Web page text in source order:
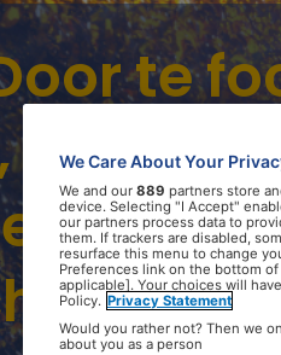
te
de
We Care About Your
We and our 889 partners store
device. Selecting "I Accept"
our partners process data to
them. If trackers are disabled,
resurface this menu to change
Preferences link on the bottom
applicable]. Your choices will
Policy. Privacy Statement
Would you rather not? Then we
about you as a person